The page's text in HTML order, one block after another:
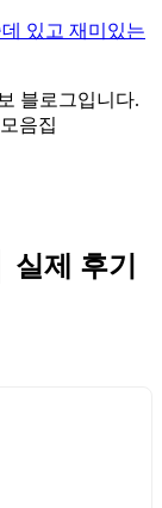
있고 재미있는
블로그입니다.
음집
제 후기